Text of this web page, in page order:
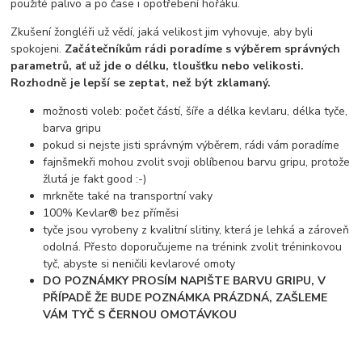
použité palivo a po čase i opotřebení hořáku.
Zkušení žongléři už vědí, jaká velikost jim vyhovuje, aby byli
spokojeni. Začátečníkům rádi poradíme s výběrem správných
parametrů, ať už jde o délku, tloušťku nebo velikosti.
Rozhodně je lepší se zeptat, než být zklamaný.
možnosti voleb: počet částí, šíře a délka kevlaru, délka tyče,
barva gripu
pokud si nejste jisti správným výběrem, rádi vám poradíme
fajnšmekři mohou zvolit svoji oblíbenou barvu gripu, protože
žlutá je fakt good :-)
mrkněte také na transportní vaky
100% Kevlar® bez příměsi
tyče jsou vyrobeny z kvalitní slitiny, která je lehká a zároveň
odolná. Přesto doporučujeme na trénink zvolit tréninkovou
tyč, abyste si neničili kevlarové omoty
DO POZNÁMKY PROSÍM NAPIŠTE BARVU GRIPU, V
PŘÍPADĚ ŽE BUDE POZNÁMKA PRÁZDNÁ, ZAŠLEME
VÁM TYČ S ČERNOU OMOTÁVKOU